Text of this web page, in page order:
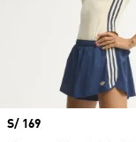
Precio
S/ 169